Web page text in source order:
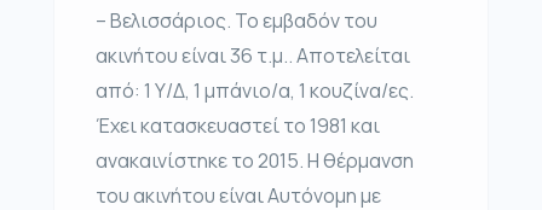
– Βελισσάριος. Το εμβαδόν του
ακινήτου είναι 36 τ.μ.. Αποτελείται
από: 1 Υ/Δ, 1 μπάνιο/α, 1 κουζίνα/ες.
Έχει κατασκευαστεί το 1981 και
ανακαινίστηκε το 2015. Η θέρμανση
του ακινήτου είναι Αυτόνομη με